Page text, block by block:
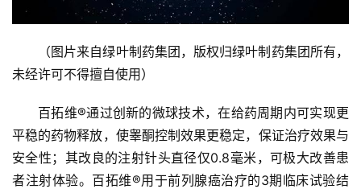
（图片来自绿叶制药集团，版权归绿叶制药集团所有，
未经许可不得擅自使用）
百拓维®通过创新的微球技术，在给药周期内可实现更
平稳的药物释放，使睾酮控制效果更稳定，保证治疗效果与
安全性；其改良的注射针头直径仅0.8毫米，可极大改善患
者注射体验。百拓维®用于前列腺癌治疗的3期临床试验结